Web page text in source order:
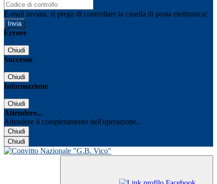
E-mail inviata, si prega di controllare la casella di posta elettronica!
Errore
Chiudi
Successo
Chiudi
Informazione
Chiudi
Attendere...
Attendere il completamento dell'operazione...
Chiudi
Chiudi